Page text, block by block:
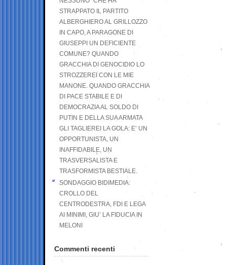
STRAPPATO IL PARTITO
ALBERGHIERO AL GRILLOZZO
IN CAPO, A PARAGONE DI
GIUSEPPI UN DEFICIENTE
COMUNE? QUANDO
GRACCHIA DI GENOCIDIO LO
STROZZEREI CON LE MIE
MANONE. QUANDO GRACCHIA
DI PACE STABILE E DI
DEMOCRAZIA AL SOLDO DI
PUTIN E DELLA SUA ARMATA
GLI TAGLIEREI LA GOLA: E’ UN
OPPORTUNISTA, UN
INAFFIDABILE, UN
TRASVERSALISTA E
TRASFORMISTA BESTIALE.
SONDAGGIO BIDIMEDIA:
CROLLO DEL
CENTRODESTRA, FDI E LEGA
AI MINIMI, GIU’ LA FIDUCIA IN
MELONI
Commenti recenti